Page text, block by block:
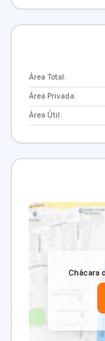
Área Total:
Área Privada:
Área Útil:
Chácara